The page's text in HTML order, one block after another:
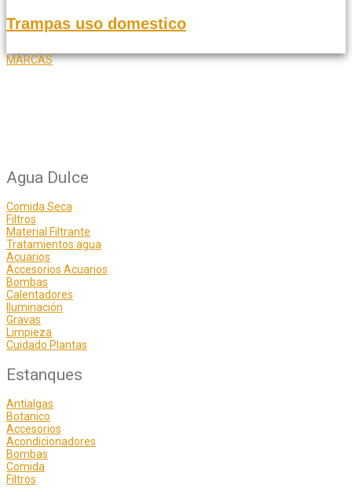
Trampas uso domestico
MARCAS
Agua Dulce
Comida Seca
Filtros
Material Filtrante
Tratamientos agua
Acuarios
Accesorios Acuarios
Bombas
Calentadores
Iluminación
Gravas
Limpieza
Cuidado Plantas
Estanques
Antialgas
Botanico
Accesorios
Acondicionadores
Bombas
Comida
Filtros